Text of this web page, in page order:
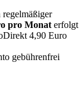
pro Monat erfolgt
4,90 Euro
gebührenfrei